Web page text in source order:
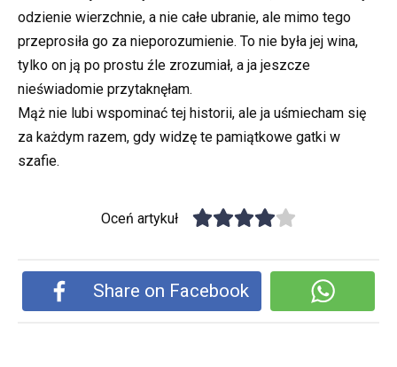
odzienie wierzchnie, a nie całe ubranie, ale mimo tego
przeprosiła go za nieporozumienie. To nie była jej wina,
tylko on ją po prostu źle zrozumiał, a ja jeszcze
nieświadomie przytaknęłam.
Mąż nie lubi wspominać tej historii, ale ja uśmiecham się
za każdym razem, gdy widzę te pamiątkowe gatki w
szafie.
Oceń artykuł
Share on Facebook